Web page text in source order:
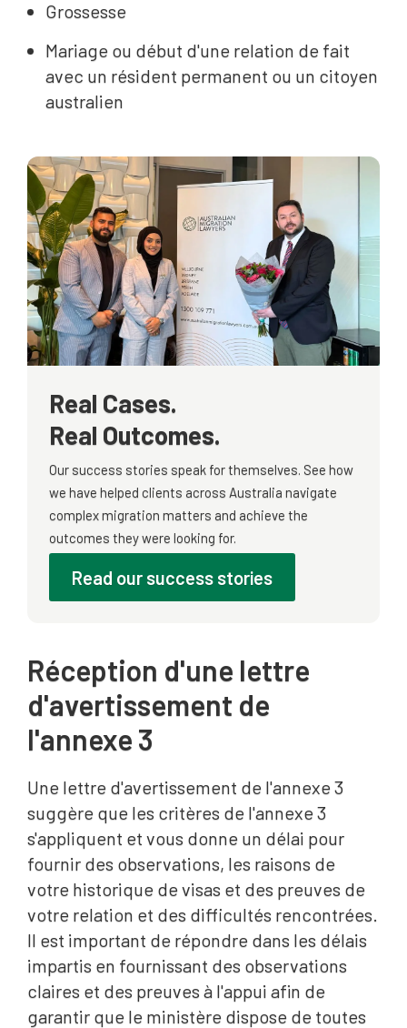
Grossesse
Mariage ou début d'une relation de fait
avec un résident permanent ou un citoyen
australien
Real Cases.
Real Outcomes.
Our success stories speak for themselves. See how
we have helped clients across Australia navigate
complex migration matters and achieve the
outcomes they were looking for.
Read our success stories
Réception d'une lettre
d'avertissement de
l'annexe 3
Une lettre d'avertissement de l'annexe 3
suggère que les critères de l'annexe 3
s'appliquent et vous donne un délai pour
fournir des observations, les raisons de
votre historique de visas et des preuves de
votre relation et des difficultés rencontrées.
Il est important de répondre dans les délais
impartis en fournissant des observations
claires et des preuves à l'appui afin de
garantir que le ministère dispose de toutes